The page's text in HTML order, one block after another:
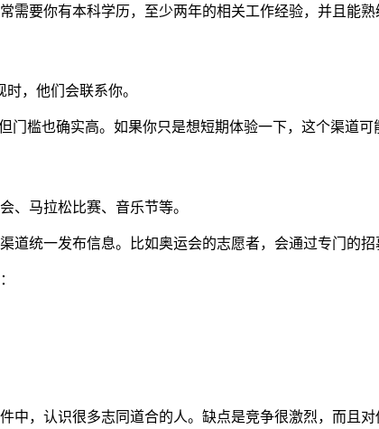
要你有本科学历，至少两年的相关工作经验，并且能
，他们会联系你。
槛也确实高。如果你只是想短期体验一下，这个渠道可
、马拉松比赛、音乐节等。
统一发布信息。比如奥运会的志愿者，会通过专门的招
中，认识很多志同道合的人。缺点是竞争很激烈，而且